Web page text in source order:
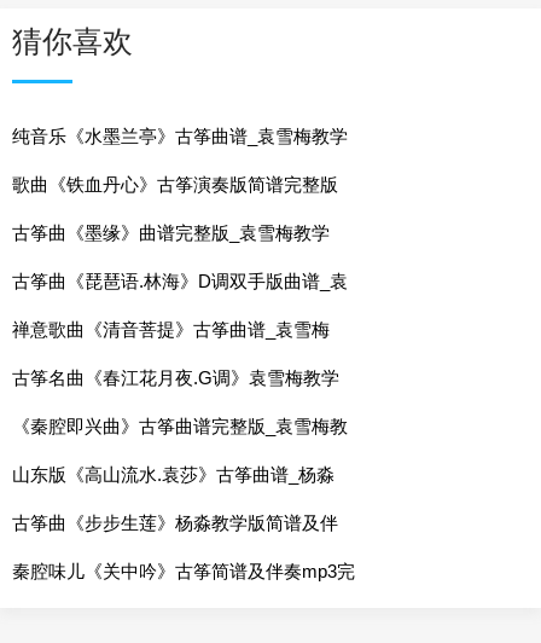
猜你喜欢
纯音乐《水墨兰亭》古筝曲谱_袁雪梅教学
歌曲《铁血丹心》古筝演奏版简谱完整版
古筝曲《墨缘》曲谱完整版_袁雪梅教学
古筝曲《琵琶语.林海》D调双手版曲谱_袁
禅意歌曲《清音菩提》古筝曲谱_袁雪梅
古筝名曲《春江花月夜.G调》袁雪梅教学
《秦腔即兴曲》古筝曲谱完整版_袁雪梅教
山东版《高山流水.袁莎》古筝曲谱_杨淼
古筝曲《步步生莲》杨淼教学版简谱及伴
秦腔味儿《关中吟》古筝简谱及伴奏mp3完